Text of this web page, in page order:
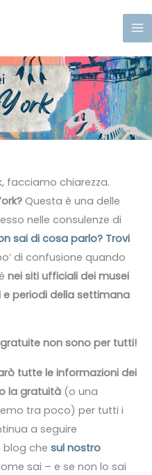
facciamo chiarezza.
Questa è una delle
nelle consulenze di
sai di cosa parlo? Trovi
di confusione quando
nei siti ufficiali dei musei
e periodi della settimana
non sono per tutti!
tutte le informazioni dei
la gratuità (o una
tra poco) per tutti i
a seguire
blog che sul nostro
sai – e se non lo sai